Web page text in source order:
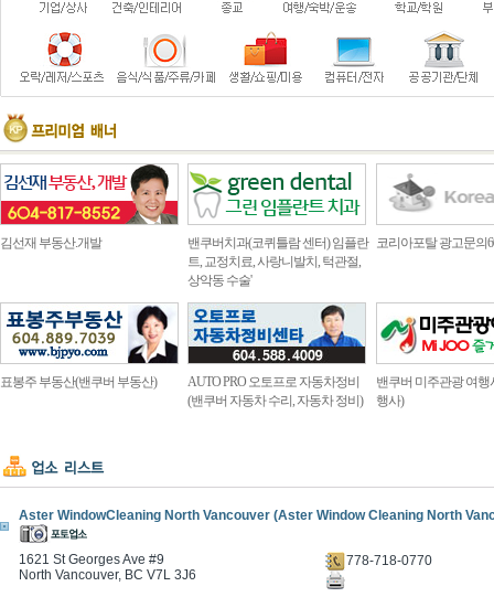
김선재 부동산.개발
밴쿠버치과(코퀴틀람 센터) 임플란
트, 교정치료, 사랑니발치, 턱관절,
상악동 수술'
코리아포탈 광고문의
표봉주 부동산(밴쿠버 부동산)
AUTO PRO 오토프로 자동차정비
(밴쿠버 자동차 수리, 자동차 정비)
밴쿠버 미주관광 여행
행사)
Aster WindowCleaning North Vancouver (Aster Window Cleaning North
1621 St Georges Ave #9
North Vancouver, BC V7L 3J6
778-718-0770